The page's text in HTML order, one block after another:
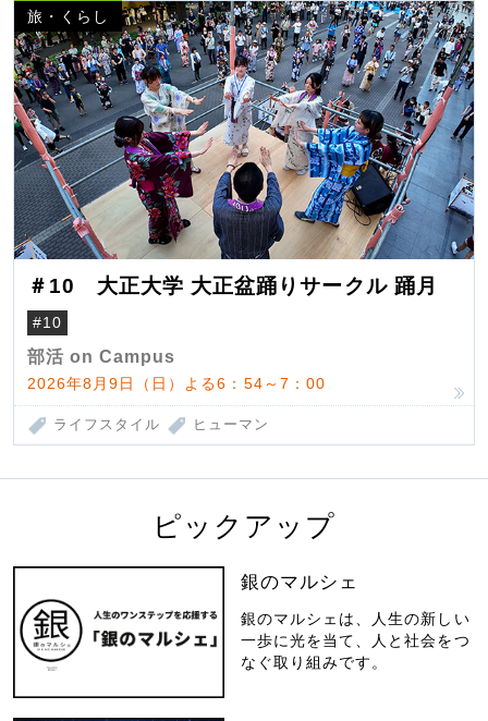
旅・くらし
＃10 大正大学 大正盆踊りサークル 踊月
#10
部活 on Campus
2026年8月9日（日）よる6：54～7：00
ライフスタイル ヒューマン
ピックアップ
銀のマルシェ
銀のマルシェは、人生の新しい
一歩に光を当て、人と社会をつ
なぐ取り組みです。